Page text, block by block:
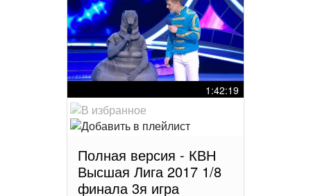
1:42:19
Полная версия - КВН
Высшая Лига 2017 1/8
финала 3я игра